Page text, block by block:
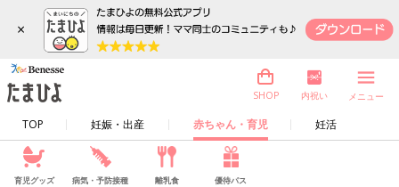
×
TOP 妊娠・出産 赤ちゃん・育児 妊活
SHOP 内祝い メニュー
育児グッズ 病気・予防接種 離乳食 優待パス